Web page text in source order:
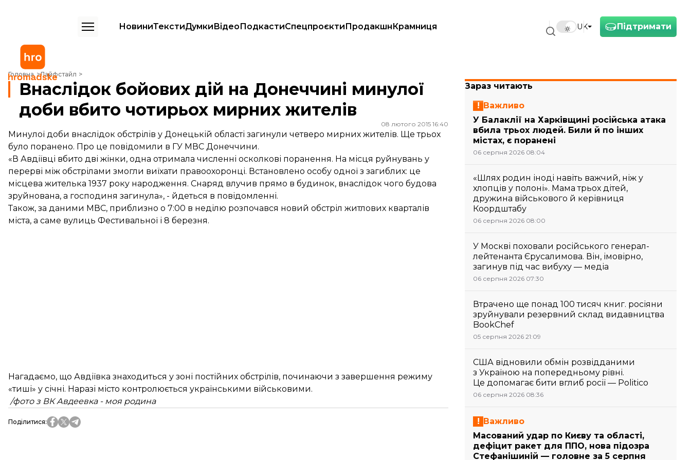
Підтримати
UK
НовиниТекстиДумкиВідеоПодкастиСпецпроєктиПродакшнКрамниця
Головна Лайфстайл
Внаслідок бойових дій на Донеччині минулої доби вбито чотирьох мирних жителів
Внаслідок бойових дій на Донеччині минулої
доби вбито чотирьох мирних жителів
08 лютого 2015 16:40
Минулої доби внаслідок обстрілів у Донецькій області загинули четверо мирних жителів. Ще трьох
було поранено. Про це повідомили в ГУ МВС Донеччини.
«В Авдіївці вбито дві жінки, одна отримала численні осколкові поранення. На місця руйнувань у
перерві між обстрілами змогли виїхати правоохоронці. Встановлено особу одної з загиблих: це
місцева жителька 1937 року народження. Снаряд влучив прямо в будинок, внаслідок чого будова
зруйнована, а господиня загинула», - йдеться в повідомленні.
Також, за даними МВС, приблизно о 7:00 в неділю розпочався новий обстріл житлових кварталів
міста, а саме вулиць Фестивальної і 8 березня.
Нагадаємо, що Авдіївка знаходиться у зоні постійних обстрілів, починаючи з завершення режиму
«тиші» у січні. Наразі місто контролюється українськими військовими.
/фото з ВКАвдеевка - моя родина
Поділитися:
Зараз читають
Важливо
У Балаклії на Харківщині російська атака
вбила трьох людей. Били й по інших
містах, є поранені
06 серпня 2026 08:04
«Шлях родин іноді навіть важчий, ніж у
хлопців у полоні». Мама трьох дітей,
дружина військового й керівниця
Коордштабу
06 серпня 2026 08:00
У Москві поховали російського генерал-
лейтенанта Єрусалимова. Він, імовірно,
загинув під час вибуху — медіа
06 серпня 2026 07:30
Втрачено ще понад 100 тисяч книг. росіяни
зруйнували резервний склад видавництва
BookChef
05 серпня 2026 21:09
США відновили обмін розвідданими
з Україною на попередньому рівні.
Це допомагає бити вглиб росії — Politico
06 серпня 2026 08:36
Важливо
Масований удар по Києву та області,
дефіцит ракет для ППО, нова підозра
Стефанішиній — головне за 5 серпня